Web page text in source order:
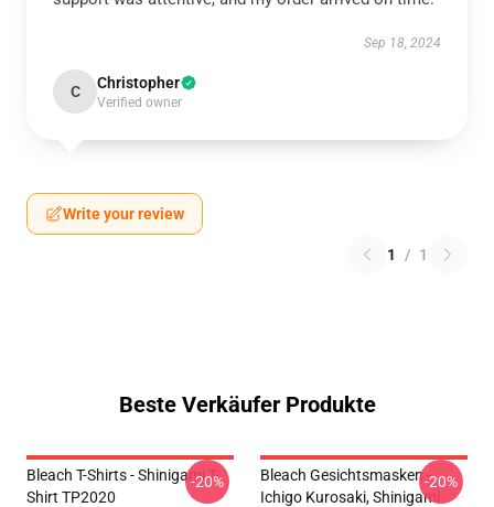
Sep 18, 2024
C Christopher
Verified owner
Write your review
1 / 1
Beste Verkäufer Produkte
Bleach T-Shirts - Shinigami T-
Shirt TP2020
-20%
Bleach Gesichtsmasken -
Ichigo Kurosaki, Shinigami
-20%